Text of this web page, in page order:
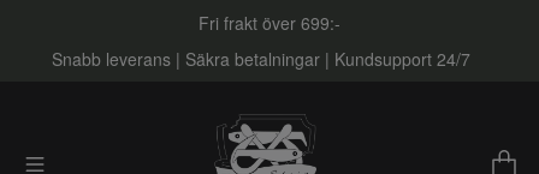
Fri frakt över 699:-
Snabb leverans | Säkra betalningar | Kundsupport 24/7